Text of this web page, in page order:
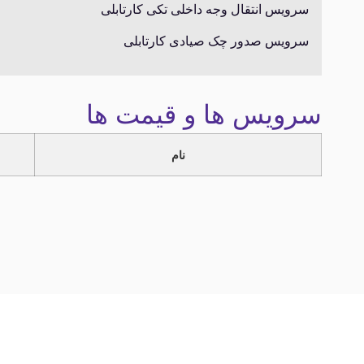
سرویس انتقال وجه داخلی تکی کارتابلی
سرویس صدور چک صیادی کارتابلی
سرویس ها و قیمت ها
نام